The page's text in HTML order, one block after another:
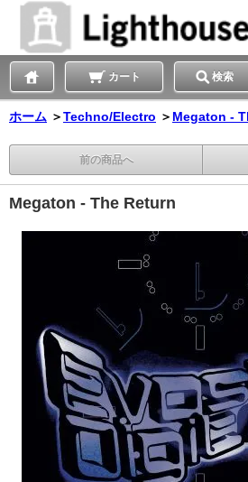
カート 検索
ホーム ＞Techno/Electro ＞ Megaton -
前の商品へ
Megaton - The Return